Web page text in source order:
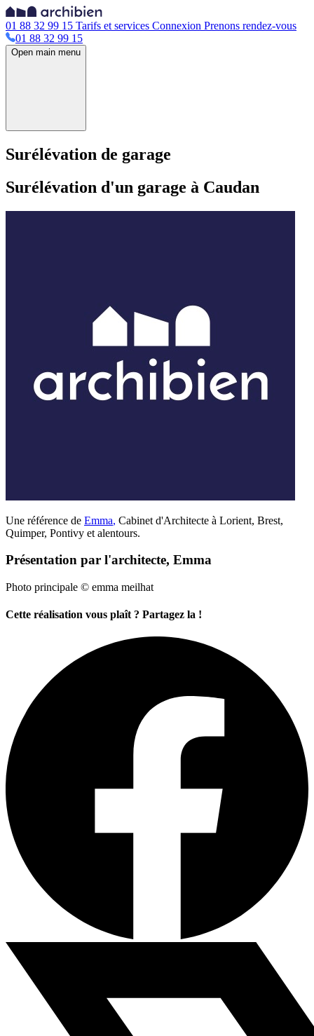
01 88 32 99 15 Tarifs et services Connexion Prenons rendez-vous
01 88 32 99 15
Open main menu
Surélévation de garage
Surélévation d'un garage à Caudan
Une référence de Emma, Cabinet d'Architecte à Lorient, Brest,
Quimper, Pontivy et alentours.
Présentation par l'architecte, Emma
Photo principale © emma meilhat
Cette réalisation vous plaît ? Partagez la !